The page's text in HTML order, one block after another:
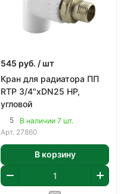
545 руб. / шт
Кран для радиатора ПП
RTP 3/4"хDN25 НР,
угловой
5
В наличии 7 шт.
Арт. 27860
В корзину